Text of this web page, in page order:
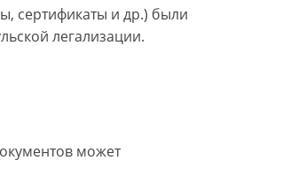
сертификаты и др.) были
легализации.
может